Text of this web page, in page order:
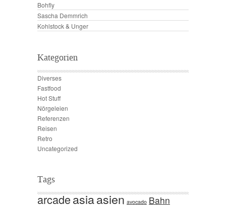
Bohfly
Sascha Demmrich
Kohlstock & Unger
Kategorien
Diverses
Fastfood
Hot Stuff
Nörgeleien
Referenzen
Reisen
Retro
Uncategorized
Tags
arcadeasiaasien avocado Bahn